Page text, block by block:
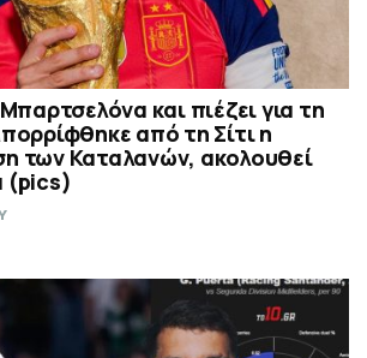
και πιέζει για τη
από τη Σίτι η
των Καταλανών, ακολουθεί
(pics)